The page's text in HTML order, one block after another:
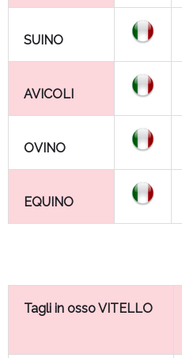
SUINO
AVICOLI
OVINO
EQUINO
Tagli in osso VITELLO